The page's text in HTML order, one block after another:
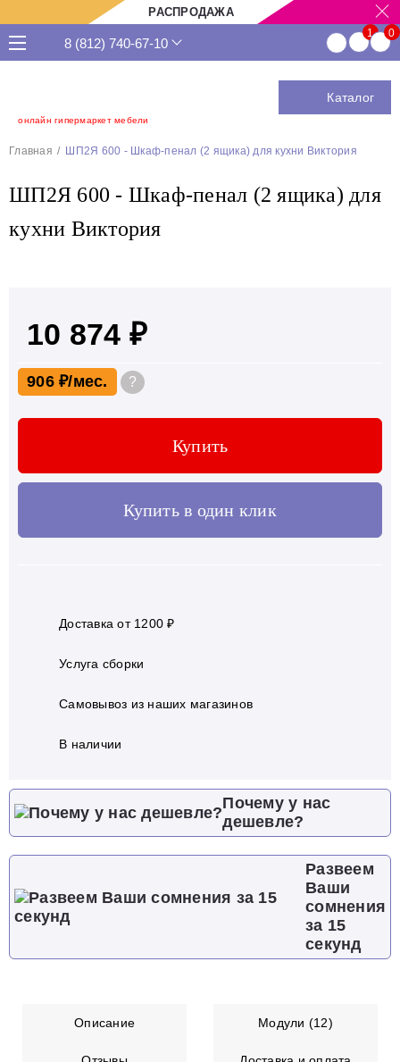
РАСПРОДАЖА
онлайн гипермаркет мебели
8 (812) 740-67-10
Каталог
Главная ШП2Я 600 - Шкаф-пенал (2 ящика) для кухни Виктория
ШП2Я 600 - Шкаф-пенал (2 ящика) для
кухни Виктория
10 874 ₽
906 ₽ ?
Купить
Купить в один клик
Доставка от 1200 ₽
Услуга сборки
Самовывоз из наших магазинов
В наличии
Почему у нас
дешевле?
Развеем
Ваши
сомнения
за 15
секунд
Описание Модули (12)